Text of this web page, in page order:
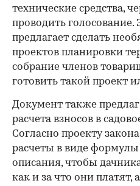
технические средства,
проводить
предлагает сделать
проектов планировки
собрание членов
готовить такой проект
Документ также
расчета взносов в
Согласно проекту
расчеты в виде формулы
описания, чтобы
как и за что они платят,